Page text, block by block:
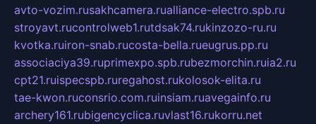
avto-vozim.rusakhcamera.rualliance-electro.spb.ru
stroyavt.rucontrolweb1.rutdsak74.rukinzozo-ru.ru
kvotka.ruiron-snab.rucosta-bella.rueugrus.pp.ru
associaciya39.ruprimexpo.spb.rubezmorchin.ruia2.ru
cpt21.ruispecspb.ruregahost.rukolosok-elita.ru
tae-kwon.ruconsrio.com.ruinsiam.ruavegainfo.ru
archery161.rubigencyclica.ruvlast16.rukorru.net